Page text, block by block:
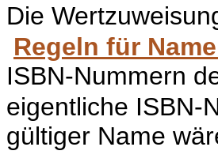
Die
Regeln für
ISBN-Nummern
eigentliche ISBN-
gültiger Name